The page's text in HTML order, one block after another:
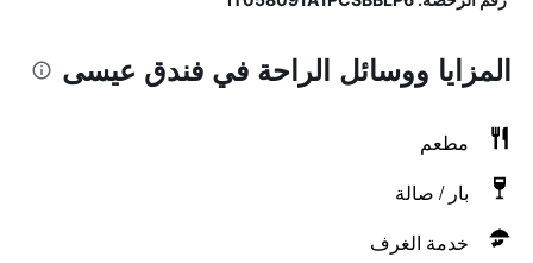
المزايا ووسائل الراحة في فندق عيسى
مطعم
بار / صالة
خدمة الغرف